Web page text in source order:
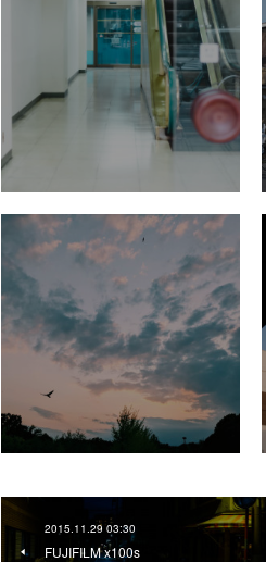
2015.11.29 03:30
FUJIFILM x100s